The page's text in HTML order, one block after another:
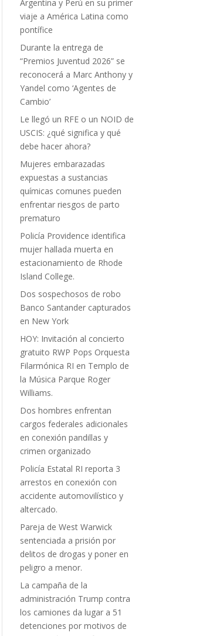
Argentina y Perú en su primer
viaje a América Latina como
pontífice
Durante la entrega de
“Premios Juventud 2026” se
reconocerá a Marc Anthony y
Yandel como ‘Agentes de
Cambio’
Le llegó un RFE o un NOID de
USCIS: ¿qué significa y qué
debe hacer ahora?
Mujeres embarazadas
expuestas a sustancias
químicas comunes pueden
enfrentar riesgos de parto
prematuro
Policía Providence identifica
mujer hallada muerta en
estacionamiento de Rhode
Island College.
Dos sospechosos de robo
Banco Santander capturados
en New York
HOY: Invitación al concierto
gratuito RWP Pops Orquesta
Filarmónica RI en Templo de
la Música Parque Roger
Williams.
Dos hombres enfrentan
cargos federales adicionales
en conexión pandillas y
crimen organizado
Policía Estatal RI reporta 3
arrestos en conexión con
accidente automovilístico y
altercado.
Pareja de West Warwick
sentenciada a prisión por
delitos de drogas y poner en
peligro a menor.
La campaña de la
administración Trump contra
los camiones da lugar a 51
detenciones por motivos de